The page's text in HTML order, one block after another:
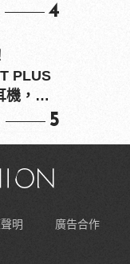
4
PLUS
機，在
5
明
廣告合作